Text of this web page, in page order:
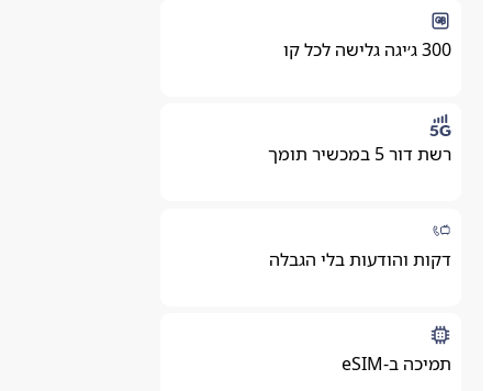
רשת דור 5 במכשיר תומך
דקות והודעות בלי הגבלה
תמיכה ב-eSIM